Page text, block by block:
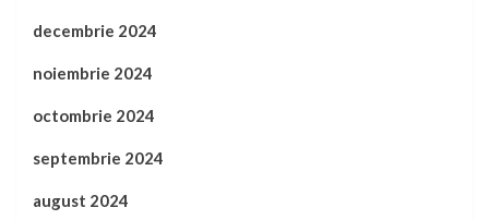
decembrie 2024
noiembrie 2024
octombrie 2024
septembrie 2024
august 2024